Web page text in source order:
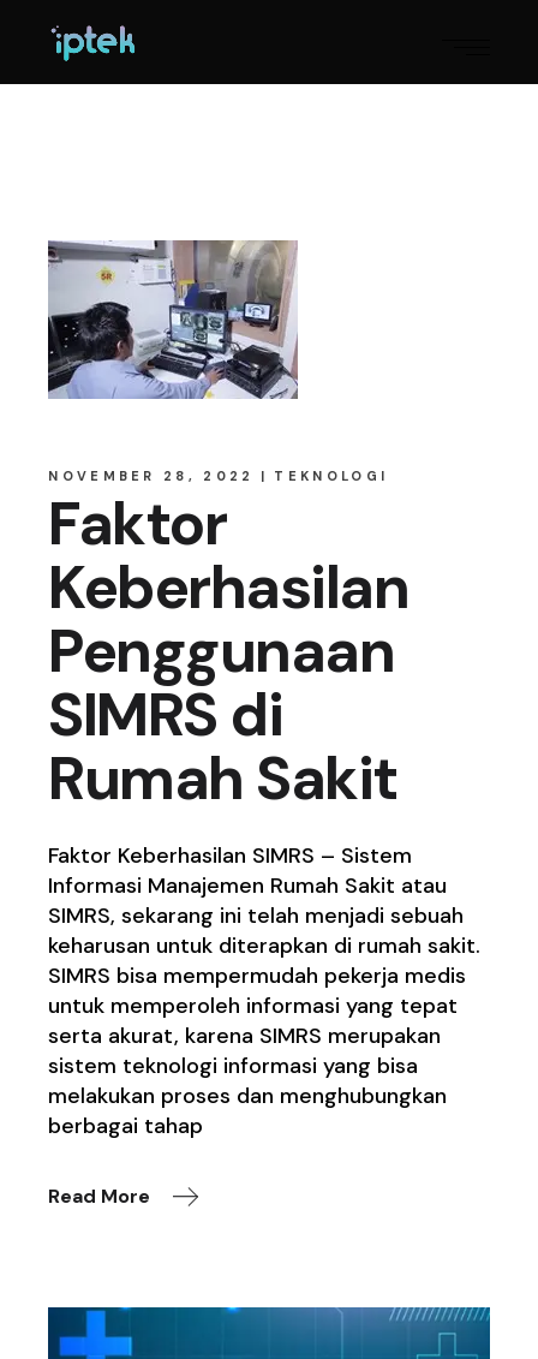
NOVEMBER 28, 2022 TEKNOLOGI
Faktor
Keberhasilan
Penggunaan
SIMRS di
Rumah Sakit
Faktor Keberhasilan SIMRS – Sistem
Informasi Manajemen Rumah Sakit atau
SIMRS, sekarang ini telah menjadi sebuah
keharusan untuk diterapkan di rumah sakit.
SIMRS bisa mempermudah pekerja medis
untuk memperoleh informasi yang tepat
serta akurat, karena SIMRS merupakan
sistem teknologi informasi yang bisa
melakukan proses dan menghubungkan
berbagai tahap
Read More